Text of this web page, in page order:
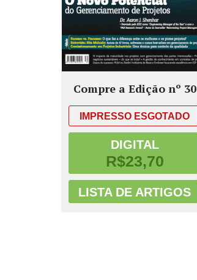
Compre a Edição nº 30
IMPRESSO ESGOTADO
DIGITAL
R$23,70
LISTA DE ARTIGOS